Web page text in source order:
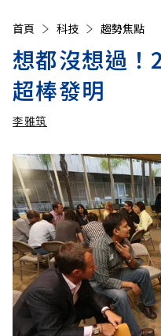
首頁 科技 趨勢焦點
想都沒想過！
超棒發明
李雅筑